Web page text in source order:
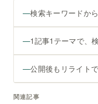
検索キーワードか
1記事1テーマで、
公開後もリライト
関連記事